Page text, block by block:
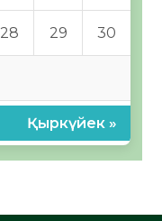
28 29 30
Қыркүйек »